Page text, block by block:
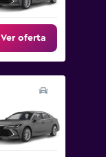
Ver oferta